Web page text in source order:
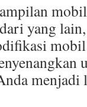
yang